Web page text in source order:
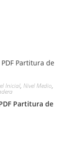
Inicial, Nivel Medio,
Partitura de